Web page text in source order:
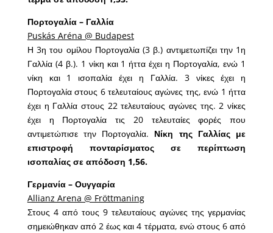
Πορτογαλία – Γαλλία
Puskás Aréna @ Budapest
Η 3η του ομίλου Πορτογαλία (3 β.) αντιμετωπίζει την 1η
Γαλλία (4 β.). 1 νίκη και 1 ήττα έχει η Πορτογαλία, ενώ 1
νίκη και 1 ισοπαλία έχει η Γαλλία. 3 νίκες έχει η
Πορτογαλία στους 6 τελευταίους αγώνες της, ενώ 1 ήττα
έχει η Γαλλία στους 22 τελευταίους αγώνες της. 2 νίκες
έχει η Πορτογαλία τις 20 τελευταίες φορές που
αντιμετώπισε την Πορτογαλία. Νίκη της Γαλλίας με
επιστροφή πονταρίσματος σε περίπτωση
ισοπαλίας σε απόδοση 1,56.
Γερμανία – Ουγγαρία
Allianz Arena @ Fröttmaning
Στους 4 από τους 9 τελευταίους αγώνες της γερμανίας
σημειώθηκαν από 2 έως και 4 τέρματα, ενώ στους 6 από